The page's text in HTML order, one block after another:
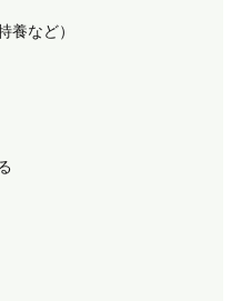
など）